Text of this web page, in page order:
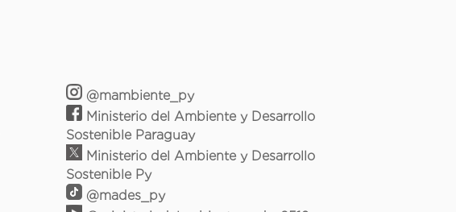
@mambiente_py
Ministerio del Ambiente y Desarrollo
Sostenible Paraguay
Ministerio del Ambiente y Desarrollo
Sostenible Py
@mades_py